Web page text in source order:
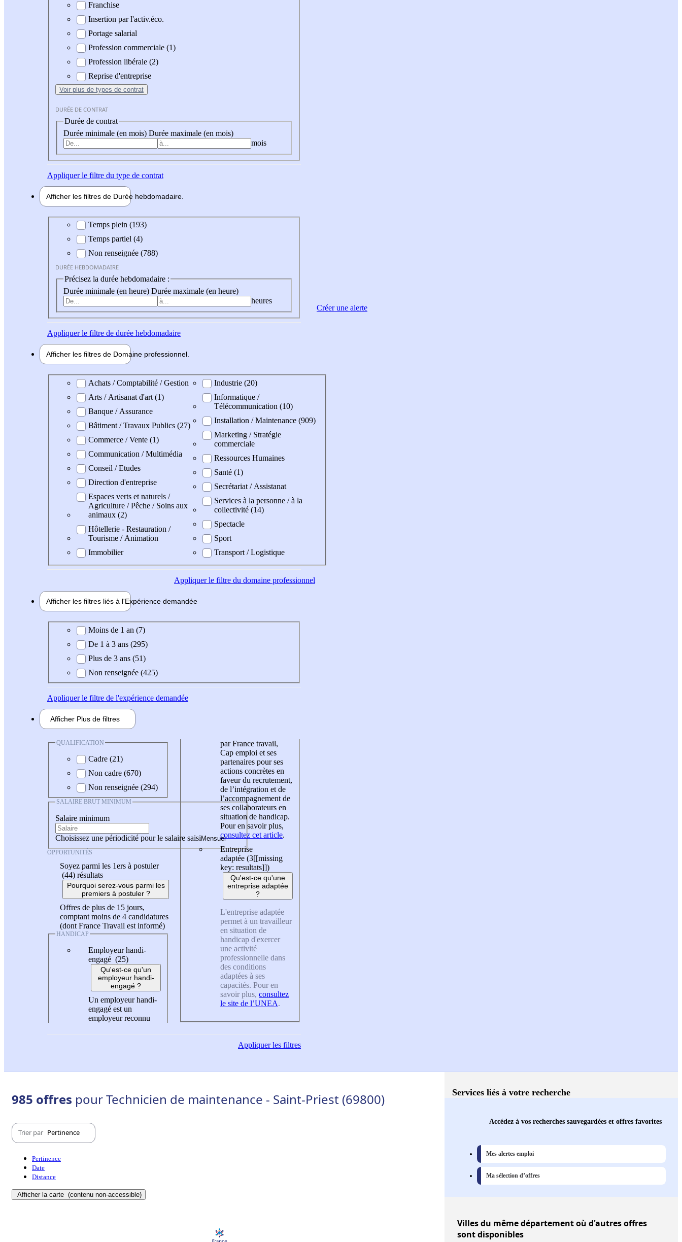
Franchise
Insertion par l'activ.éco.
Portage salarial
Profession commerciale (1)
Profession libérale (2)
Reprise d'entreprise
Voir plus de types de contrat
DURÉE DE CONTRAT
Durée de contrat
Durée minimale (en mois) Durée maximale (en mois)
mois
Appliquerle filtre du type de contrat
Afficher les filtres de Durée hebdomadaire
Durée hebdomadaire
Temps plein (193)
Temps partiel (4)
Non renseignée (788)
DURÉE HEBDOMADAIRE
Précisez la durée hebdomadaire :
Durée minimale (en heure) Durée maximale (en heure)
heures
Appliquerle filtre de durée hebdomadaire
Afficher les filtres de Domaine professionnel
Domaine professionel
Achats / Comptabilité / Gestion
Arts / Artisanat d'art (1)
Banque / Assurance
Bâtiment / Travaux Publics (27)
Commerce / Vente (1)
Communication / Multimédia
Conseil / Etudes
Direction d'entreprise
Espaces verts et naturels /
Agriculture / Pêche / Soins aux
animaux (2)
Hôtellerie - Restauration /
Tourisme / Animation
Immobilier
Industrie (20)
Informatique /
Télécommunication (10)
Installation / Maintenance (909)
Marketing / Stratégie
commerciale
Ressources Humaines
Santé (1)
Secrétariat / Assistanat
Services à la personne / à la
collectivité (14)
Spectacle
Sport
Transport / Logistique
Appliquerle filtre du domaine professionnel
Afficher les filtres liés à l'Expérience demandée
Expérience demandée
Moins de 1 an (7)
De 1 à 3 ans (295)
Plus de 3 ans (51)
Non renseignée (425)
Appliquerle filtre de l'expérience demandée
Afficher Plus de filtres
QUALIFICATION
Cadre (21)
Non cadre (670)
Non renseignée (294)
SALAIRE BRUT MINIMUM
Salaire minimum
Choisissez une périodicité pour le salaire saisi
OPPORTUNITÉS
Soyez parmi les 1ers à postuler
(44) résultats
Pourquoi serez-vous parmi les
premiers à postuler ?
Offres de plus de 15 jours,
comptant moins de 4 candidatures
(dont France Travail est informé)
HANDICAP
Employeur handi-
engagé (25)
Qu'est-ce qu'un
employeur handi-
engagé ?
Un employeur handi-
engagé est un
employeur reconnu
par France travail,
Cap emploi et ses
partenaires pour ses
actions concrètes en
faveur du recrutement,
de l’intégration et de
l’accompagnement de
ses collaborateurs en
situation de handicap.
Pour en savoir plus,
consultez cet article.
Entreprise
adaptée (3[[missing
key: resultats]])
Qu'est-ce qu'une
entreprise adaptée
?
L'entreprise adaptée
permet à un travailleur
en situation de
handicap d'exercer
une activité
professionnelle dans
des conditions
adaptées à ses
capacités. Pour en
savoir plus, consultez
le site de l’UNEA.
Appliquerles filtres
Créer une alerte
985 offres pour Technicien de maintenance - Saint-Priest (69800)
Trier par Pertinence
Pertinence
Date
Distance
Afficher la carte (contenu non-accessible)
Services liés à votre recherche
Accédez à vos recherches sauvegardées et offres favorites
Mes alertes emploi
Ma sélection d’offres
Villesdu même département où d'autres offres
sont disponibles